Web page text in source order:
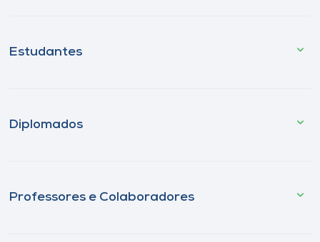
Estudantes
Diplomados
Professores e Colaboradores